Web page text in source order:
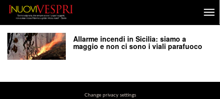
Allarme incendi in Sicilia: siamo a
maggio e non ci sono i viali parafuoco
Change privacy settings